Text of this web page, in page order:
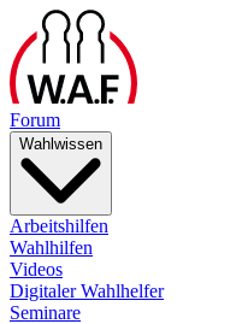
Forum
Wahlwissen
Arbeitshilfen
Wahlhilfen
Videos
Digitaler Wahlhelfer
Seminare